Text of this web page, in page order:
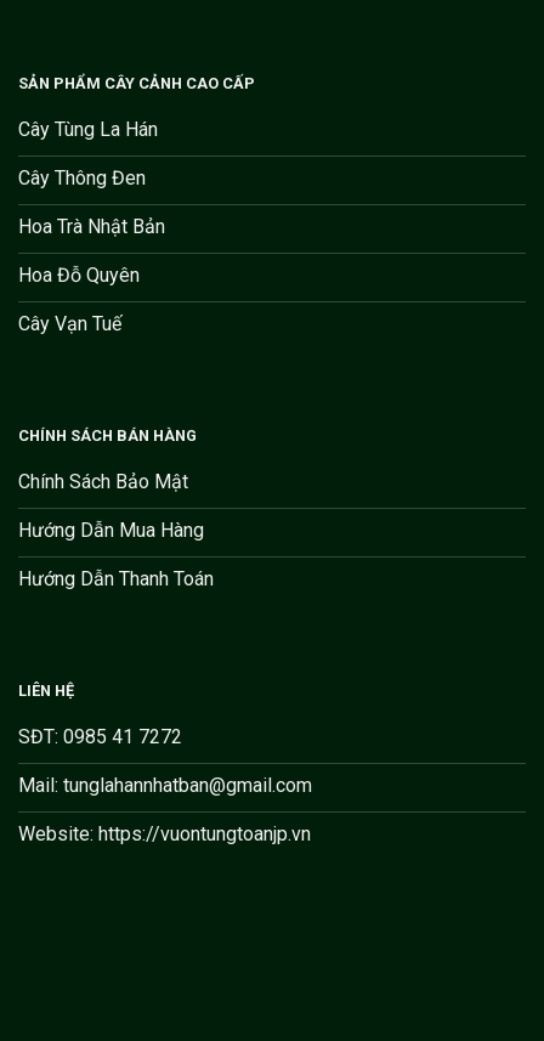
SẢN PHẨM CÂY CẢNH CAO CẤP
Cây Tùng La Hán
Cây Thông Đen
Hoa Trà Nhật Bản
Hoa Đỗ Quyên
Cây Vạn Tuế
CHÍNH SÁCH BÁN HÀNG
Chính Sách Bảo Mật
Hướng Dẫn Mua Hàng
Hướng Dẫn Thanh Toán
LIÊN HỆ
SĐT: 0985 41 7272
Mail: tunglahannhatban@gmail.com
Website: https://vuontungtoanjp.vn